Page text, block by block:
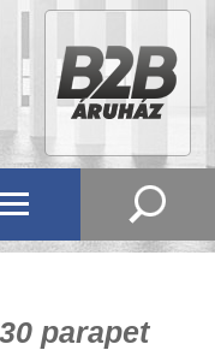
parapet